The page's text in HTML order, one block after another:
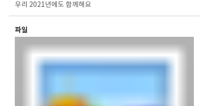
우리 2021년에도 함께해요
파일